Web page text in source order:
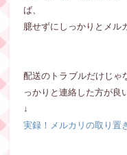
ば、
臆せずにしっかりとメル
配送のトラブルだけじゃ
っかりと連絡した方が良
↓
実録！メルカリの取り置